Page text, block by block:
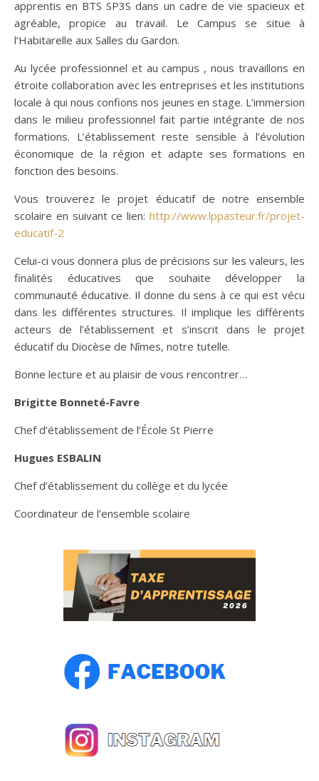
apprentis en BTS SP3S dans un cadre de vie spacieux et
agréable, propice au travail. Le Campus se situe à
l’Habitarelle aux Salles du Gardon.
Au lycée professionnel et au campus , nous travaillons en
étroite collaboration avec les entreprises et les institutions
locale à qui nous confions nos jeunes en stage. L’immersion
dans le milieu professionnel fait partie intégrante de nos
formations. L’établissement reste sensible à l’évolution
économique de la région et adapte ses formations en
fonction des besoins.
Vous trouverez le projet éducatif de notre ensemble
scolaire en suivant ce lien: http://www.lppasteur.fr/projet-
educatif-2
Celui-ci vous donnera plus de précisions sur les valeurs, les
finalités éducatives que souhaite développer la
communauté éducative. Il donne du sens à ce qui est vécu
dans les différentes structures. Il implique les différents
acteurs de l’établissement et s’inscrit dans le projet
éducatif du Diocèse de Nîmes, notre tutelle.
Bonne lecture et au plaisir de vous rencontrer…
Brigitte Bonneté-Favre
Chef d’établissement de l’École St Pierre
Hugues ESBALIN
Chef d’établissement du collège et du lycée
Coordinateur de l’ensemble scolaire